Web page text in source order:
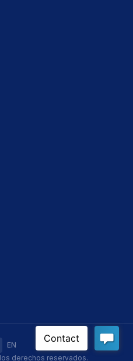
EN
derechos reservados.